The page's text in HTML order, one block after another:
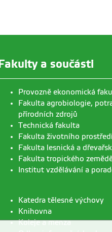
Fakulty a součásti
Provozně ekonomická
Fakulta agrobiologie,
přírodních zdrojů
Technická fakulta
Fakulta životního
Fakulta lesnická a
Fakulta tropického
Institut vzdělávání a
Katedra tělesné výchovy
Knihovna
Koleje a menza